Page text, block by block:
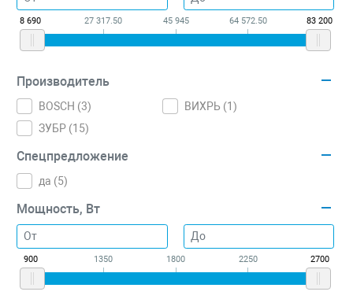
8 690 27 317.50 45 945 64 572.50 83 200
Производитель
BOSCH (3) ВИХРЬ (1)
ЗУБР (15)
Спецпредложение
да (5)
Мощность, Вт
900 1350 1800 2250 2700